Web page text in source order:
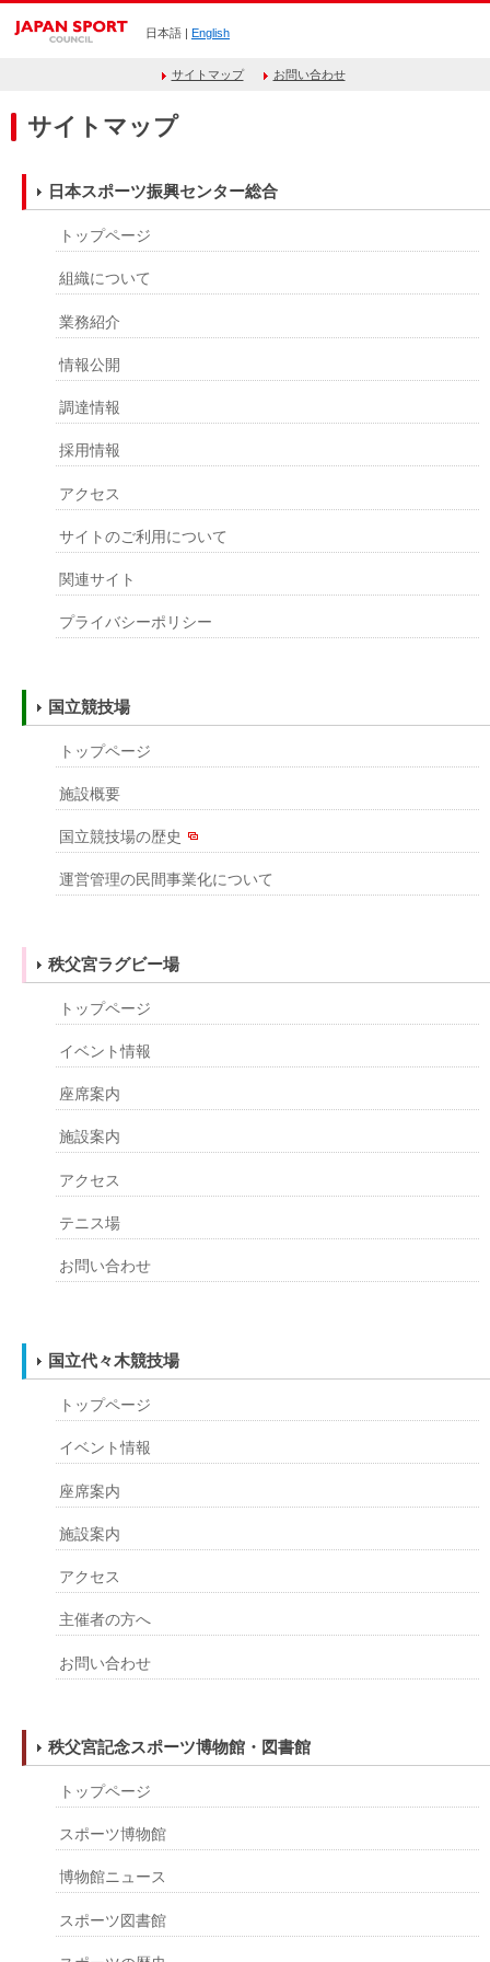
日本語 | English
サイトマップ お問い合わせ
サイトマップ
日本スポーツ振興センター総合
トップページ
組織について
業務紹介
情報公開
調達情報
採用情報
アクセス
サイトのご利用について
関連サイト
プライバシーポリシー
国立競技場
トップページ
施設概要
国立競技場の歴史
運営管理の民間事業化について
秩父宮ラグビー場
トップページ
イベント情報
座席案内
施設案内
アクセス
テニス場
お問い合わせ
国立代々木競技場
トップページ
イベント情報
座席案内
施設案内
アクセス
主催者の方へ
お問い合わせ
秩父宮記念スポーツ博物館・図書館
トップページ
スポーツ博物館
博物館ニュース
スポーツ図書館